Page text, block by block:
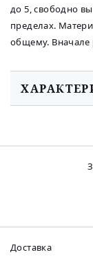
до 5, свободно
пределах.
общему. Вначале
Доставка